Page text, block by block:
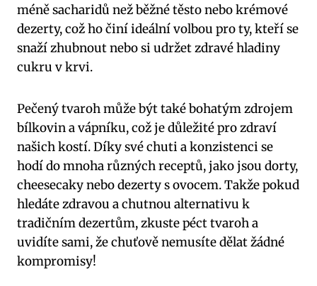
‌méně sacharidů než⁣ běžné těsto nebo krémové
dezerty, ⁣což ho činí ideální volbou⁤ pro ty, kteří se
snaží zhubnout nebo si ‌udržet zdravé⁢ hladiny
cukru ⁤v krvi.
Pečený tvaroh ⁢může⁣ být také bohatým zdrojem
bílkovin a vápníku, což⁣ je‌ důležité⁢ pro zdraví
našich kostí. Díky‌ své chuti a konzistenci se
hodí​ do mnoha různých ​receptů, jako ​jsou dorty,
cheesecaky nebo dezerty s ovocem. Takže pokud
hledáte zdravou a‍ chutnou alternativu k⁤
tradičním dezertům, zkuste péct ⁤tvaroh​ a
uvidíte sami, že chuťově nemusíte⁤ dělat žádné
⁢kompromisy!